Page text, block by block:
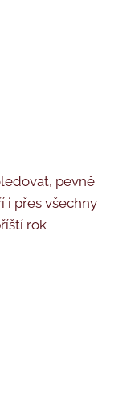
pevně
i přes všechny
rok ♥